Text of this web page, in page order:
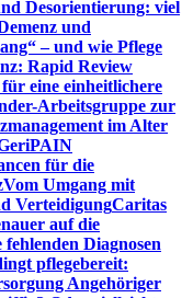
Desorientierung: viel
und
– und wie Pflege
Rapid Review
eine einheitlichere
Arbeitsgruppe zur
im Alter
für die
Vom Umgang mit
VerteidigungCaritas
auf die
Diagnosen
pflegebereit:
Angehöriger